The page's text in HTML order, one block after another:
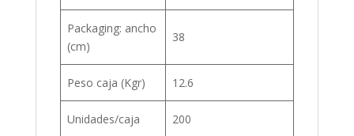
Packaging: ancho
(cm)
38
Peso caja (Kgr) 12.6
Unidades/caja 200